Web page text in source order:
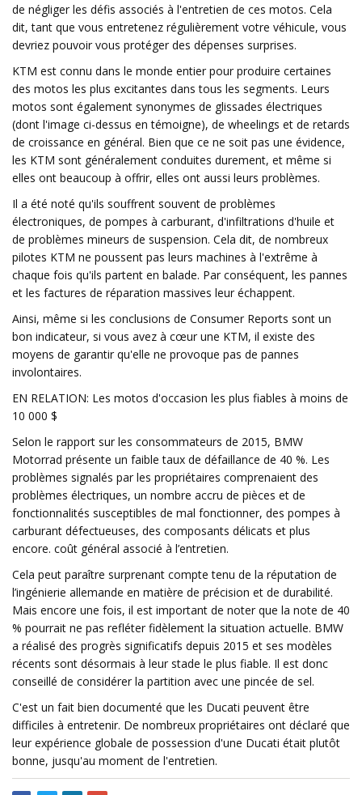
de négliger les défis associés à l'entretien de ces motos. Cela
dit, tant que vous entretenez régulièrement votre véhicule, vous
devriez pouvoir vous protéger des dépenses surprises.
KTM est connu dans le monde entier pour produire certaines
des motos les plus excitantes dans tous les segments. Leurs
motos sont également synonymes de glissades électriques
(dont l'image ci-dessus en témoigne), de wheelings et de retards
de croissance en général. Bien que ce ne soit pas une évidence,
les KTM sont généralement conduites durement, et même si
elles ont beaucoup à offrir, elles ont aussi leurs problèmes.
Il a été noté qu'ils souffrent souvent de problèmes
électroniques, de pompes à carburant, d'infiltrations d'huile et
de problèmes mineurs de suspension. Cela dit, de nombreux
pilotes KTM ne poussent pas leurs machines à l'extrême à
chaque fois qu'ils partent en balade. Par conséquent, les pannes
et les factures de réparation massives leur échappent.
Ainsi, même si les conclusions de Consumer Reports sont un
bon indicateur, si vous avez à cœur une KTM, il existe des
moyens de garantir qu'elle ne provoque pas de pannes
involontaires.
EN RELATION: Les motos d'occasion les plus fiables à moins de
10 000 $
Selon le rapport sur les consommateurs de 2015, BMW
Motorrad présente un faible taux de défaillance de 40 %. Les
problèmes signalés par les propriétaires comprenaient des
problèmes électriques, un nombre accru de pièces et de
fonctionnalités susceptibles de mal fonctionner, des pompes à
carburant défectueuses, des composants délicats et plus
encore. coût général associé à l’entretien.
Cela peut paraître surprenant compte tenu de la réputation de
l’ingénierie allemande en matière de précision et de durabilité.
Mais encore une fois, il est important de noter que la note de 40
% pourrait ne pas refléter fidèlement la situation actuelle. BMW
a réalisé des progrès significatifs depuis 2015 et ses modèles
récents sont désormais à leur stade le plus fiable. Il est donc
conseillé de considérer la partition avec une pincée de sel.
C'est un fait bien documenté que les Ducati peuvent être
difficiles à entretenir. De nombreux propriétaires ont déclaré que
leur expérience globale de possession d'une Ducati était plutôt
bonne, jusqu'au moment de l'entretien.